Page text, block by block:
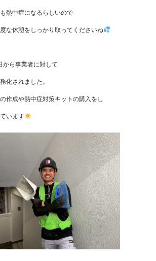
熱中症になるらしいので
な休憩をしっかり取ってくださいね‍
から事業者に対して
化されました。
作成や熱中症対策キットの購入をし
います‍